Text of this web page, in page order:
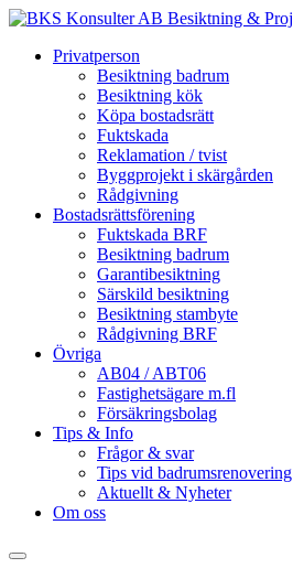
Privatperson
Besiktning badrum
Besiktning kök
Köpa bostadsrätt
Fuktskada
Reklamation / tvist
Byggprojekt i skärgården
Rådgivning
Bostadsrättsförening
Fuktskada BRF
Besiktning badrum
Garantibesiktning
Särskild besiktning
Besiktning stambyte
Rådgivning BRF
Övriga
AB04 / ABT06
Fastighetsägare m.fl
Försäkringsbolag
Tips & Info
Frågor & svar
Tips vid badrumsrenovering
Aktuellt & Nyheter
Om oss